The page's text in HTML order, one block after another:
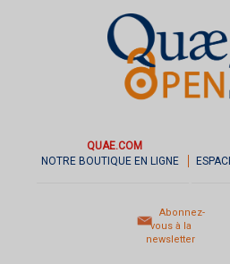
QUAE.COM
NOTRE BOUTIQUE EN LIGNE
Abonnez-
vous à la
newsletter